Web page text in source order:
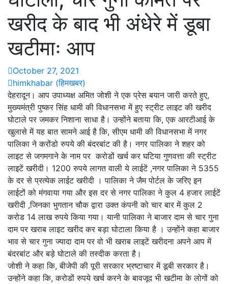
खरीद के बाद भी अंधेरे में डूबा
खटीमाः आप
October 27, 2021
himkhabar (हिमखबर)
देहरादून। आप उपाध्यक्ष अमित जोशी ने एक प्रेस बयान जारी करते हुए,
मुख्यमंत्री पुष्कर सिंह धामी की विधानसभा में हुए स्ट्रीट लाइट की खरीद
घोटाले पर जमकर निशाना साधा है। उन्होंने बताया कि, एक आरटीआई के
खुलासे में यह बात सामने आई है कि, सीएम धामी की विधानसभा में नगर
पालिका ने करोंडो रुपये की बंदरबांट की है। नगर पालिका ने शहर को
लाइट से जगमगाने के नाम पर करोडों खर्च कर घटिया गुणवत्ता की स्ट्रीट
लाइटें खरीदी। 1200 रुपये लागत वाली ये लाईटें ,नगर पालिका ने 5355
के दर से प्रत्येक लाईट खरीदी । पालिका ने जैम पोर्टल के जरिए इन
लाईटों को मंगवाया गया और इस दर से नगर पालिका ने कुल 4 हजार लाईटें
खरीदी ,जिनका भुगतान चौक द्वारा उक्त कंपनी को चार बार में कुल 2
करोड 14 लाख रुपये किया गया। यानी पालिका ने बाजार दाम से चार गुना
दाम पर खराब लाइट खरीद कर बड़ा घोटाला किया है । उन्होंने कहा बाजार
भाव से चार गुना ज्यादा दाम पर वो भी खराब लाइटें खरीदना अपने आप में
बंदरबांट और बड़े घोटाले की तस्दीक करता है।
जोशी ने कहा कि, बीजेपी की पूरी सरकार भ्रष्टाचार में डूबी सरकार है।
उन्होंने कहा कि, करोडों रुपये खर्च करने के बावजूद भी खटीमा के लोगों को